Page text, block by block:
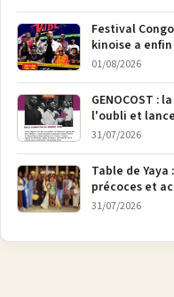
Festival
kinoise a
urbaine
01/08/2026
GENOCOST :
l'oubli et
la pétition
31/07/2026
Table de
précoces et
aînée, la
31/07/2026